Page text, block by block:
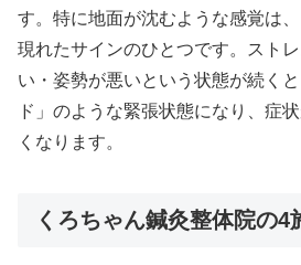
す。特に地面が沈むような感覚は
現れたサインのひとつです。スト
い・姿勢が悪いという状態が続く
ド」のような緊張状態になり、症
くなります。
くろちゃん鍼灸整体院の4